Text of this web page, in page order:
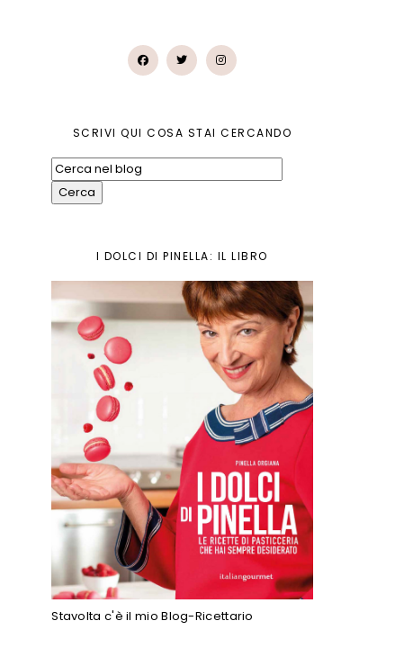
SCRIVI QUI COSA STAI CERCANDO
I DOLCI DI PINELLA: IL LIBRO
Stavolta c'è il mio Blog-Ricettario